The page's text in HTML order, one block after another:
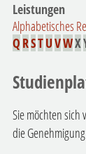
Leistungen
Alphabetisches
Q RSTUVWX
Sie möchten sich
die